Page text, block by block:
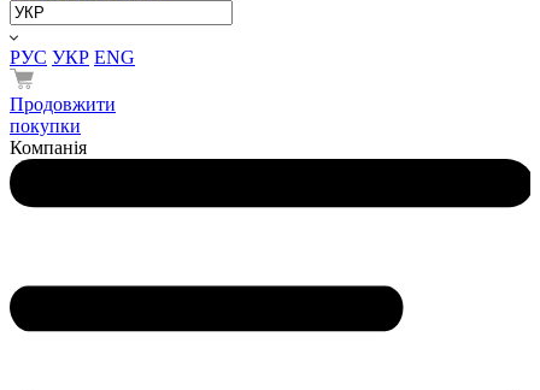
РУС УКР ENG
Продовжити
покупки
Компанія